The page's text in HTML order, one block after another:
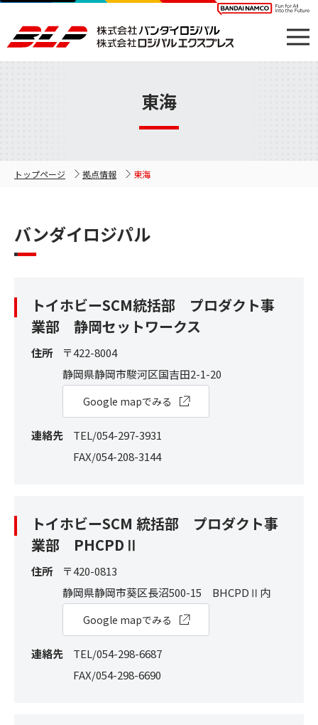
東海
トップページ 拠点情報 東海
バンダイロジパル
トイホビーSCM統括部 プロダクト事
業部 静岡セットワークス
住所
〒422-8004
静岡県静岡市駿河区国吉田2-1-20
Google mapでみる
連絡先
TEL/054-297-3931
FAX/054-208-3144
トイホビーSCM 統括部 プロダクト事
業部 PHCPDⅡ
住所
〒420-0813
静岡県静岡市葵区⻑沼500-15 BHCPDⅡ内
Google mapでみる
連絡先
TEL/054-298-6687
FAX/054-298-6690